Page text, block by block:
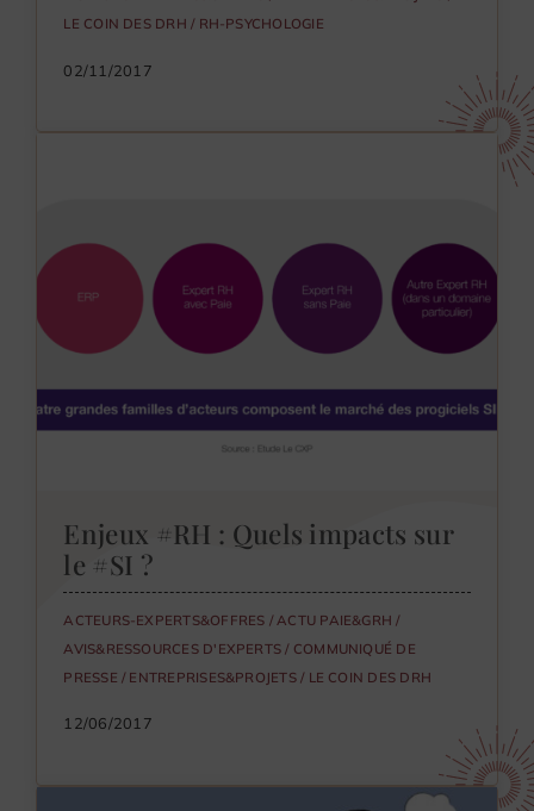
LE COIN DES DRH / RH-PSYCHOLOGIE
02/11/2017
Enjeux #RH : Quels impacts sur
le #SI ?
ACTEURS-EXPERTS&OFFRES /ACTU PAIE&GRH /
AVIS&RESSOURCES D'EXPERTS / COMMUNIQUÉ DE
PRESSE / ENTREPRISES&PROJETS/ LE COIN DES DRH
12/06/2017